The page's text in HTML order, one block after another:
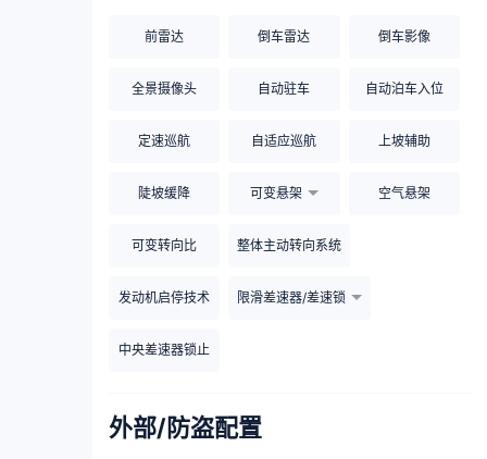
前雷达 倒车雷达 倒车影像
全景摄像头 自动驻车 自动泊车入位
定速巡航 自适应巡航 上坡辅助
陡坡缓降 可变悬架 空气悬架
可变转向比 整体主动转向系统
发动机启停技术 限滑差速器/差速锁
中央差速器锁止
外部/防盗配置